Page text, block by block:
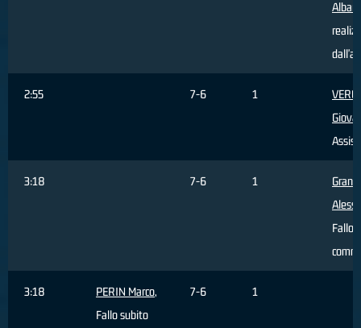
2:55 7-6 1
Assist
3:18 7-6 1
Fallo
3:18 PERIN Marco,
Fallo subito
7-6 1